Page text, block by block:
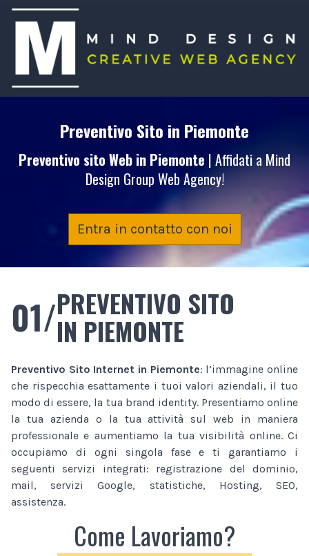
Preventivo Sito in Piemonte
Preventivo sito Web in Piemonte | Affidati a Mind
Design Group Web Agency!
Entra in contatto con noi
01/PREVENTIVO SITO
IN PIEMONTE
Preventivo Sito Internet in Piemonte: l’immagine online
che rispecchia esattamente i tuoi valori aziendali, il tuo
modo di essere, la tua brand identity. Presentiamo online
la tua azienda o la tua attività sul web in maniera
professionale e aumentiamo la tua visibilità online. Ci
occupiamo di ogni singola fase e ti garantiamo i
seguenti servizi integrati: registrazione del dominio,
mail, servizi Google, statistiche, Hosting, SEO,
assistenza.
Come Lavoriamo?